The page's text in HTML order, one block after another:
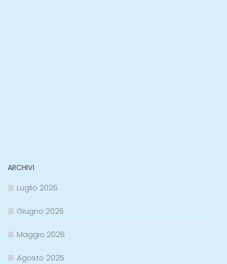
ARCHIVI
Luglio 2026
Giugno 2026
Maggio 2026
Agosto 2025